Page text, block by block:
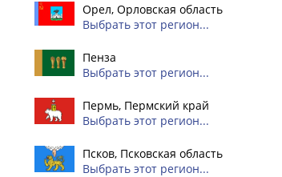
Орел, Орловская область
Выбрать этот регион...
Пенза
Выбрать этот регион...
Пермь, Пермский край
Выбрать этот регион...
Псков, Псковская область
Выбрать этот регион...